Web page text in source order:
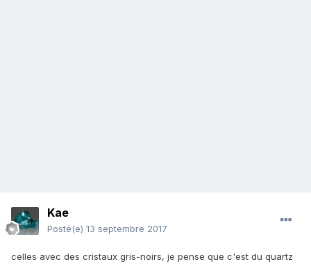
Kae
Posté(e) 13 septembre 2017
celles avec des cristaux gris-noirs, je pense que c'est du quartz